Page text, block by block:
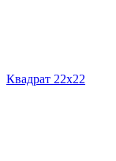
Квадрат 22х22